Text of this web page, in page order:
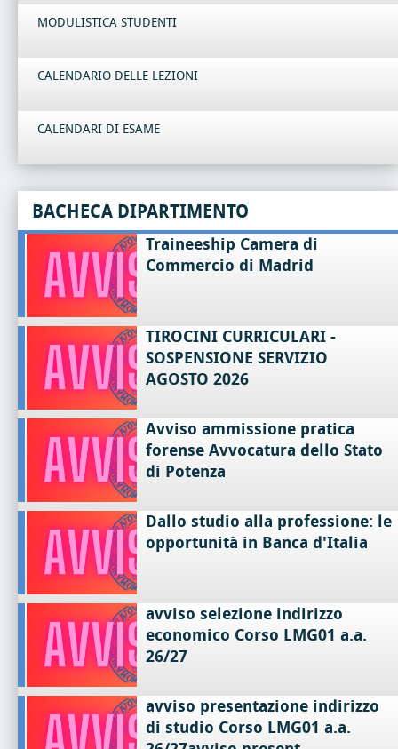
MODULISTICA STUDENTI
CALENDARIO DELLE LEZIONI
CALENDARI DI ESAME
BACHECA DIPARTIMENTO
Traineeship Camera di
Commercio di Madrid
TIROCINI CURRICULARI -
SOSPENSIONE SERVIZIO
AGOSTO 2026
Avviso ammissione pratica
forense Avvocatura dello Stato
di Potenza
Dallo studio alla professione: le
opportunità in Banca d'Italia
avviso selezione indirizzo
economico Corso LMG01 a.a.
26/27
avviso presentazione indirizzo
di studio Corso LMG01 a.a.